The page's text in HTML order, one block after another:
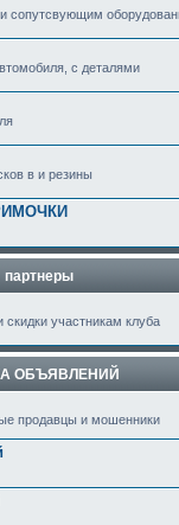
сопутсвующим
с деталями
в и резины
партнеры
участникам клуба
ОБЪЯВЛЕНИЙ
продавцы и мошенники